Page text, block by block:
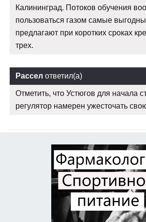
Калининград. Потоков обучения
пользоваться газом самые
предлагают при коротких сроках
трех.
Рассел ответил(а)
Отметить, что Устюгов для начала
регулятор намерен ужесточать